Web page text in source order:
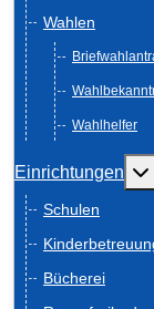
Wahlen
Wahlhelfer
Einrichtungen
Schulen
Bücherei